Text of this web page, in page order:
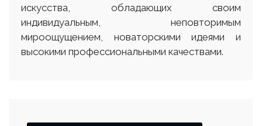
искусства, обладающих своим
индивидуальным, неповторимым
мироощущением, новаторскими идеями и
высокими профессиональными качествами.